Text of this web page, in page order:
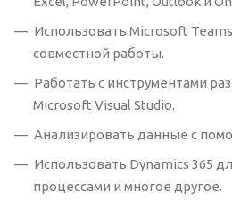
Использовать Microsoft
совместной работы.
Работать с инструментами
Microsoft Visual Studio.
Анализировать данные с
Использовать Dynamics 365
процессами и многое другое.